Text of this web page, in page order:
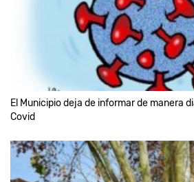
El Municipio deja de informar de manera
Covid